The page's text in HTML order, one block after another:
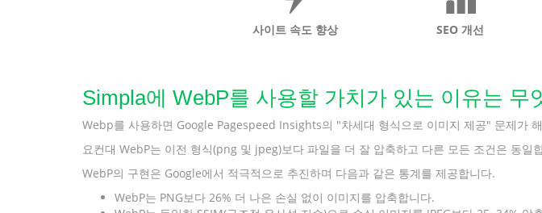
사이트 속도 향상 SEO 개선
Simpla에 WebP를 사용할 가치가 있는 이유는 무
Webp를 사용하면 Google Pagespeed Insights의 "차세대 형식으로 이미지 제공" 문제가
요컨대 WebP는 이전 형식(png 및 jpeg)보다 파일을 더 잘 압축하고 다른 모든 조건은 동
WebP의 구현은 Google에서 적극적으로 추진하며 다음과 같은 통계를 제공합니다.
WebP는 PNG보다 26% 더 나은 손실 없이 이미지를 압축합니다.